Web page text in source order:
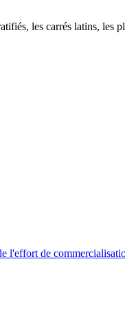
les carrés latins, les
l'effort de